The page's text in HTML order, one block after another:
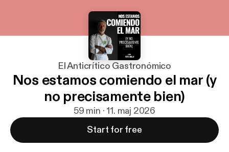
El Anticrítico Gastronómico
Nos estamos comiendo el mar (y
no precisamente bien)
59 min · 11. maj 2026
Start for free